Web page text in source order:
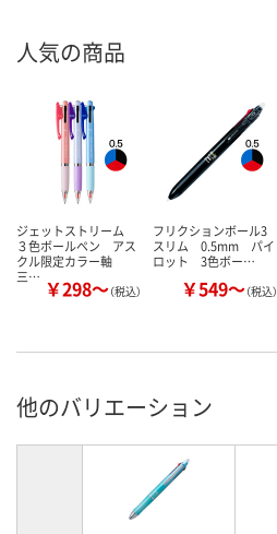
人気の商品
ジェットストリーム
３色ボールペン アス
クル限定カラー軸
三… ￥298～（税込）
フリクションボール3
スリム 0.5mm パイ
ロット 3色ボー…
￥549～（税込）
他のバリエーション